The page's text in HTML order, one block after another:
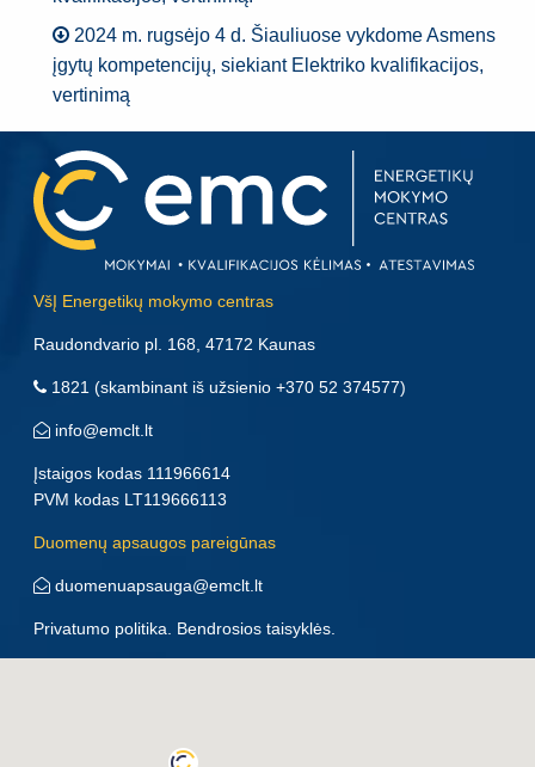
2024 m. rugsėjo 4 d. Šiauliuose vykdome Asmens
įgytų kompetencijų, siekiant Elektriko kvalifikacijos,
vertinimą
VšĮ Energetikų mokymo centras
Raudondvario pl. 168, 47172 Kaunas
1821 (skambinant iš užsienio +370 52 374577)
info@emclt.lt
Įstaigos kodas 111966614
PVM kodas LT119666113
Duomenų apsaugos pareigūnas
duomenuapsauga@emclt.lt
Privatumo politika Bendrosios taisyklės